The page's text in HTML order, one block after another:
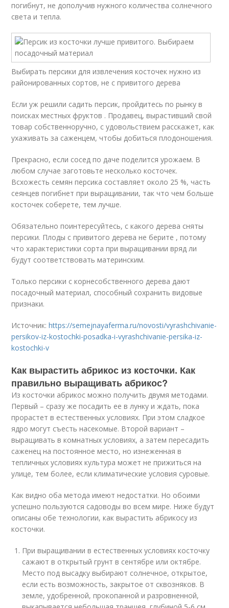
погибнут, не дополучив нужного количества солнечного
света и тепла.
Выбирать персики для извлечения косточек нужно из
районированных сортов, не с привитого дерева
Если уж решили садить персик, пройдитесь по рынку в
поисках местных фруктов . Продавец, вырастивший свой
товар собственноручно, с удовольствием расскажет, как
ухаживать за саженцем, чтобы добиться плодоношения.
Прекрасно, если сосед по даче поделится урожаем. В
любом случае заготовьте несколько косточек.
Всхожесть семян персика составляет около 25 %, часть
сеянцев погибнет при выращивании, так что чем больше
косточек соберете, тем лучше.
Обязательно поинтересуйтесь, с какого дерева сняты
персики. Плоды с привитого дерева не берите , потому
что характеристики сорта при выращивании вряд ли
будут соответствовать материнским.
Только персики с корнесобственного дерева дают
посадочный материал, способный сохранить видовые
признаки.
Источник:https://semejnayaferma.ru/novosti/vyrashchivanie-
persikov-iz-kostochki-posadka-i-vyrashchivanie-persika-iz-
kostochki-v
Как вырастить абрикос из косточки. Как
правильно выращивать абрикос?
Из косточки абрикос можно получить двумя методами.
Первый – сразу же посадить ее в лунку и ждать, пока
прорастет в естественных условиях. При этом сладкое
ядро могут съесть насекомые. Второй вариант –
выращивать в комнатных условиях, а затем пересадить
саженец на постоянное место, но изнеженная в
тепличных условиях культура может не прижиться на
улице, тем более, если климатические условия суровые.
Как видно оба метода имеют недостатки. Но обоими
успешно пользуются садоводы во всем мире. Ниже будут
описаны обе технологии, как вырастить абрикосу из
косточки.
При выращивании в естественных условиях косточку
сажают в открытый грунт в сентябре или октябре.
Место под высадку выбирают солнечное, открытое,
если есть возможность, закрытое от сквозняков. В
земле, удобренной, прокопанной и разровненной,